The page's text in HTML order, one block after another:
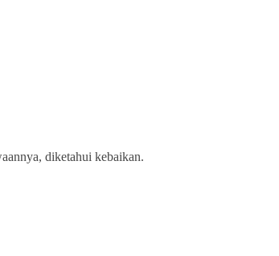
diketahui kebaikan.